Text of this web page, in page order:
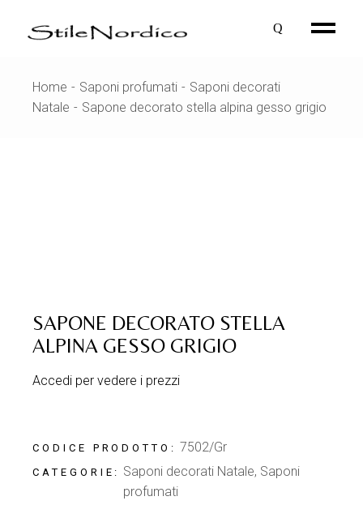
content
Home Saponi profumati
Saponi decorati
Natale
Sapone decorato stella alpina gesso grigio
SAPONE DECORATO STELLA
ALPINA GESSO GRIGIO
Accedi per vedere i prezzi
CODICE PRODOTTO: 7502/Gr
CATEGORIE: Saponi decorati Natale, Saponi
profumati